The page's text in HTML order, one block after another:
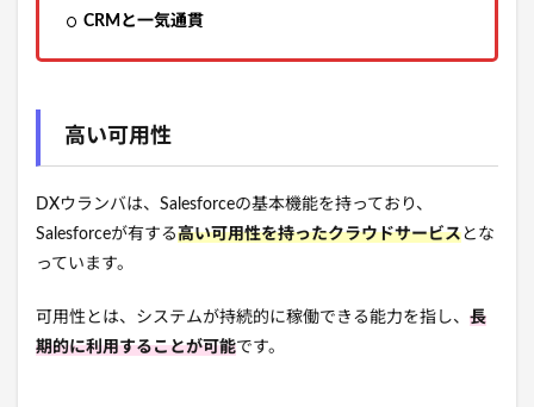
CRMと一気通貫
高い可用性
DXウランバは、Salesforceの基本機能を持っており、
Salesforceが有する高い可用性を持ったクラウドサービスとな
っています。
可用性とは、システムが持続的に稼働できる能力を指し、 長
期的に利用することが可能です。